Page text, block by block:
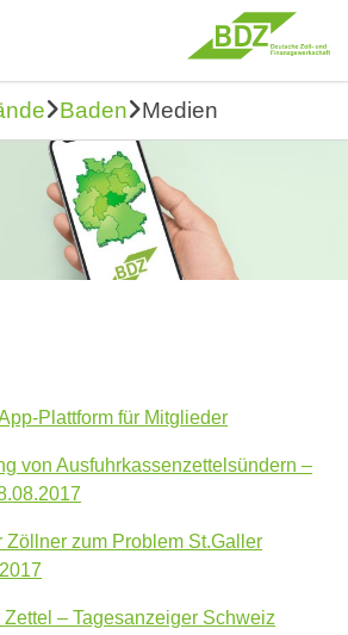
Baden Medien
Plattform für Mitglieder
von Ausfuhrkassenzettelsündern –
Zöllner zum Problem St.Galler
– Tagesanzeiger Schweiz